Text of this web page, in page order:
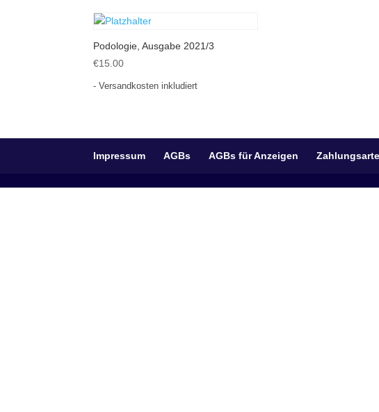
Podologie, Ausgabe 2021/3
€15.00
- Versandkosten inkludiert
Impressum AGBs AGBs für Anzeigen